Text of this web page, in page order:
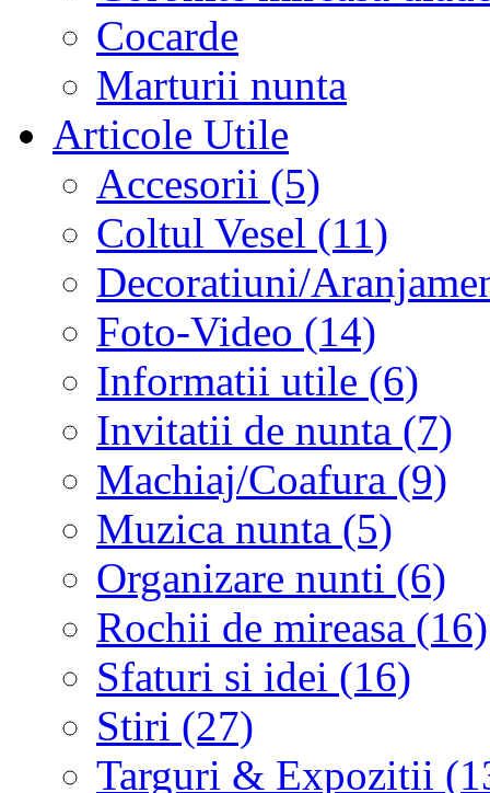
Cocarde
Marturii nunta
Articole Utile
Accesorii (5)
Coltul Vesel (11)
Decoratiuni/
Foto-Video (14)
Informatii utile (6)
Invitatii de nunta (7)
Machiaj/Coafura (9)
Muzica nunta (5)
Organizare nunti (6)
Rochii de mireasa (16)
Sfaturi si idei (16)
Stiri (27)
Targuri & Expozitii